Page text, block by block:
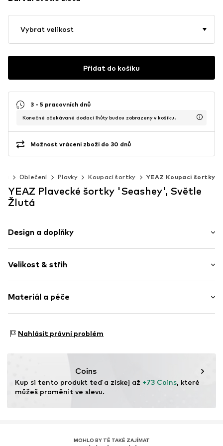
Vybrat velikost
Přidat do košíku
3 - 5 pracovních dnů
Konečné očekávané dodací lhůty budou zobrazeny v košíku.
Možnost vrácení zboží do 30 dnů
Oblečení Plavky Koupací šortky YEAZ Koupací šortky
YEAZ Plavecké šortky 'Seashey', Světle
Žlutá
Design a doplňky
Pevný povrch
Velikost & střih
Tabulka velikostí
Materiál a péče
Země původu: Čína
Nahlásit právní problém
Coins
Kup si tento produkt teď a získej až +73 Coins, které
můžeš proměnit ve slevu.
MOHLO BY TĚ TAKÉ ZAJÍMAT